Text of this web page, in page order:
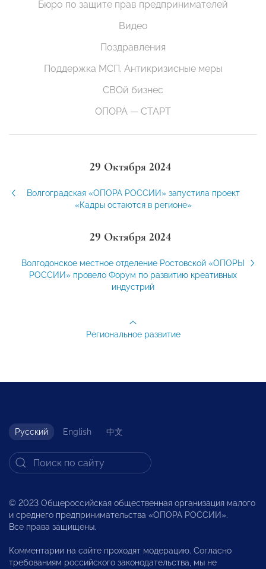
Бюро по защите прав предпринимателей
Видео
Поздравления
Поддержка МСП. Антикризисные меры
СВОй бизнес
ОПОРА — СТАРТ
29 Октября 2024
Волгоградская «ОПОРА РОССИИ» запустила проект
«Кадры остаются в регионе»
29 Октября 2024
Волгодонское местное отделение Ростовской «ОПОРЫ
РОССИИ» провело Форум по развитию креативных
индустрий
Региональное развитие
Русский English 中文
© 2023 Общероссийская общественная организация малого
и среднего предпринимательства «ОПОРА РОССИИ».
Все права защищены.
Комментарии на сайте проходят модерацию. Согласно
требованиям российского законодательства, мы не